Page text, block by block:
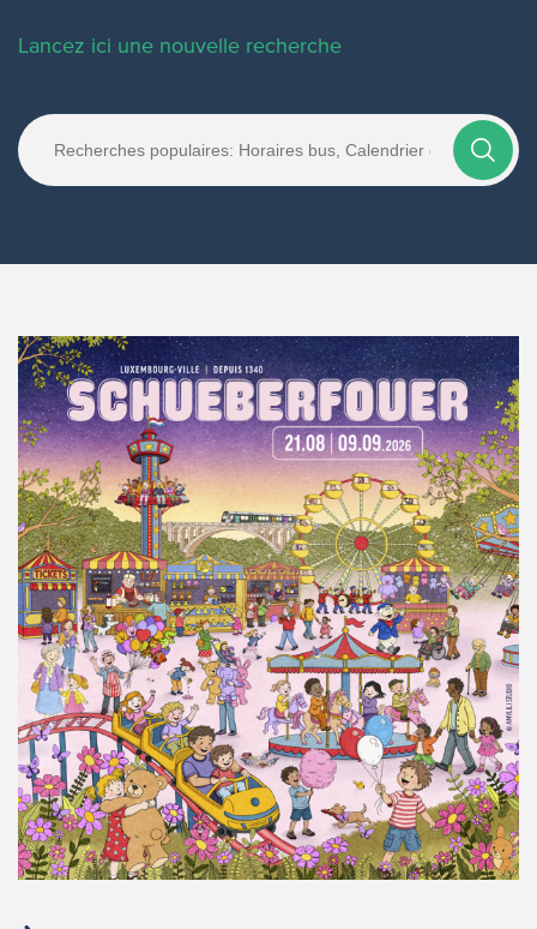
Lancez ici une nouvelle recherche